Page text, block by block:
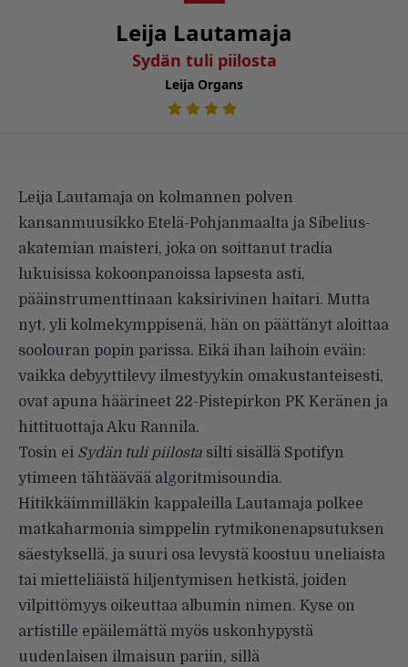
Leija Lautamaja
Sydän tuli piilosta
Leija Organs
Leija Lautamaja on kolmannen polven
kansanmuusikko Etelä-Pohjanmaalta ja Sibelius-
akatemian maisteri, joka on soittanut tradia
lukuisissa kokoonpanoissa lapsesta asti,
pääinstrumenttinaan kaksirivinen haitari. Mutta
nyt, yli kolmekymppisenä, hän on päättänyt aloittaa
soolouran popin parissa. Eikä ihan laihoin eväin:
vaikka debyyttilevy ilmestyykin omakustanteisesti,
ovat apuna häärineet 22-Pistepirkon PK Keränen ja
hittituottaja Aku Rannila.
Tosin ei Sydän tuli piilosta silti sisällä Spotifyn
ytimeen tähtäävää algoritmisoundia.
Hitikkäimmilläkin kappaleilla Lautamaja polkee
matkaharmonia simppelin rytmikonenapsutuksen
säestyksellä, ja suuri osa levystä koostuu uneliaista
tai mietteliäistä hiljentymisen hetkistä, joiden
vilpittömyys oikeuttaa albumin nimen. Kyse on
artistille epäilemättä myös uskonhypystä
uudenlaisen ilmaisun pariin, sillä